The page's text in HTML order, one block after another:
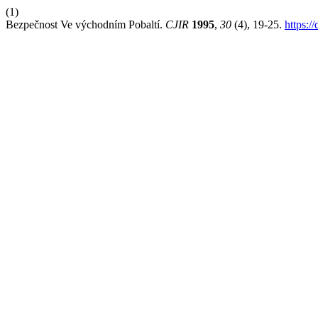
(1)
Bezpečnost Ve východním Pobaltí. CJIR 1995, 30 (4), 19-25. https://